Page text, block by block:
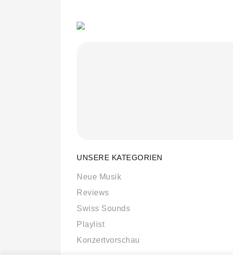
UNSERE KATEGORIEN
Neue Musik
Reviews
Swiss Sounds
Playlist
Konzertvorschau